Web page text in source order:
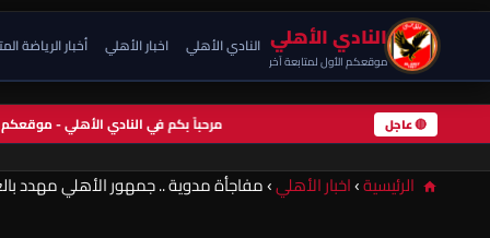
النادي الأهلي
موقعكم الأول لمتابعة آخر
النادي الأهلي اخبار الأهلي أخبار الرياضة
🔴 عاجل مرحباً بكم في النادي الأهلي -
الرئيسية›اخبار الأهلي›مفاجأة مدوية .. جمهور الأهلي مهدد